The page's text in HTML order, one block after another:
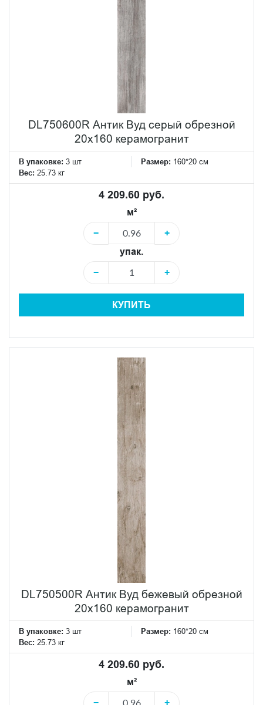
DL750600R Антик Вуд серый обрезной
20x160 керамогранит
В упаковке: 3 шт Размер: 160*20 см
Вес: 25.73 кг
4 209.60 руб.
м²
−
+
упак.
−
+
КУПИТЬ
DL750500R Антик Вуд бежевый обрезной
20x160 керамогранит
В упаковке: 3 шт Размер: 160*20 см
Вес: 25.73 кг
4 209.60 руб.
м²